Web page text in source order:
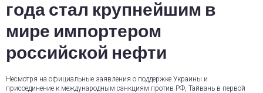
года стал крупнейшим в
мире импортером
российской нефти
Несмотря на официальные заявления о поддержке Украины и
присоединение к международным санкциям против РФ, Тайвань в первой